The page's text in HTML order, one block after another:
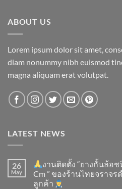
ABOUT US
Lorem ipsum dolor sit amet,
diam nonummy nibh euismod
magna aliquam erat volutpat.
LATEST NEWS
26
May
งานติดตั้ง “ยางกั้นล้อ
Cm ” ของร้านไทยจราจ
ลูกค้า